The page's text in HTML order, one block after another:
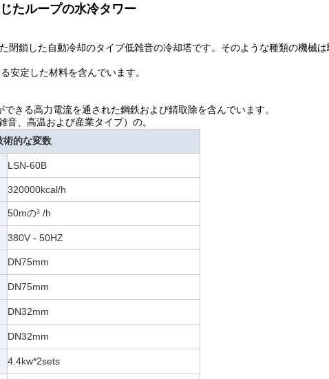
たループの水冷タワー
閉鎖した自動冷却のタイプ低雑音の冷却塔です。そのような種類の機械は
安定した材料を含んでいます。
きる高力電流を通された鋼鉄および錆取除を含んでいます。
、高温および産業タイプ）の。
術的な変数
LSN-60B
320000kcal/h
50mの³ /h
380V - 50HZ
DN75mm
DN75mm
DN32mm
DN32mm
4.4kw*2sets